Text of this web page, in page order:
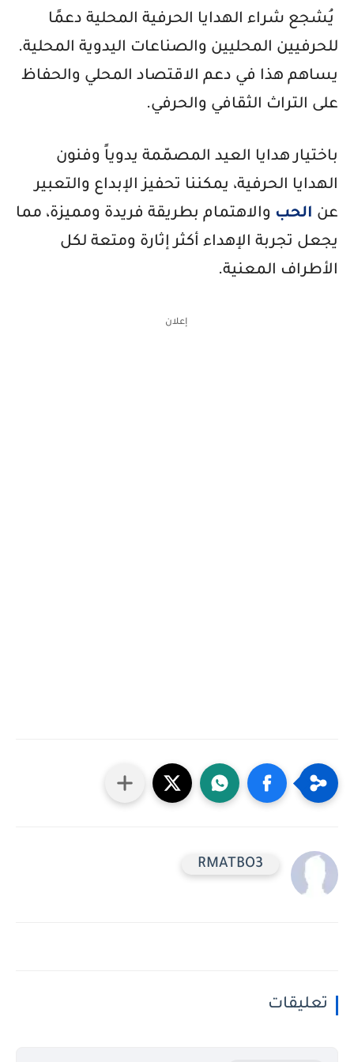
يُشجع شراء الهدايا الحرفية المحلية دعمًا
للحرفيين المحليين والصناعات اليدوية المحلية.
يساهم هذا في دعم الاقتصاد المحلي والحفاظ
على التراث الثقافي والحرفي.
باختيار هدايا العيد المصمّمة يدوياً وفنون
الهدايا الحرفية، يمكننا تحفيز الإبداع والتعبير
عن الحب والاهتمام بطريقة فريدة ومميزة، مما
يجعل تجربة الإهداء أكثر إثارة ومتعة لكل
الأطراف المعنية.
إعلان
RMATBO3
تعليقات